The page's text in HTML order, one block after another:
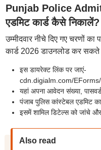
Punjab Police
एडमिट कार्ड कैसे निकालें?
उम्मीदवार नीचे दिए गए चरणों
कार्ड 2026 डाउनलोड कर सकते
इस डायरेक्ट लिंक पर जाएं-
cdn.digialm.com/
यहां अपना आवेदन संख्या,
पंजाब पुलिस कांस्टेबल एडमिट
इसमें शामिल डिटेल्स को जांचे
Also read